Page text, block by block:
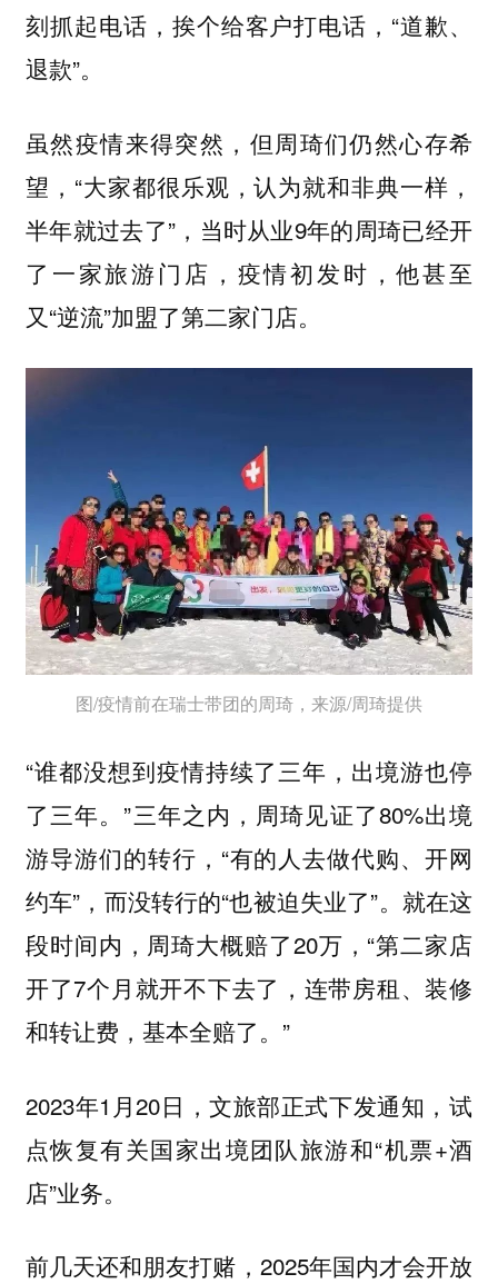
刻抓起电话，挨个给客户打电话，“道歉、
退款”。
虽然疫情来得突然，但周琦们仍然心存希
望，“大家都很乐观，认为就和非典一样，
半年就过去了”，当时从业9年的周琦已经开
了一家旅游门店，疫情初发时，他甚至
又“逆流”加盟了第二家门店。
图/疫情前在瑞士带团的周琦，来源/周琦提供
“谁都没想到疫情持续了三年，出境游也停
了三年。”三年之内，周琦见证了80%出境
游导游们的转行，“有的人去做代购、开网
约车”，而没转行的“也被迫失业了”。就在这
段时间内，周琦大概赔了20万，“第二家店
开了7个月就开不下去了，连带房租、装修
和转让费，基本全赔了。”
2023年1月20日，文旅部正式下发通知，试
点恢复有关国家出境团队旅游和“机票+酒
店”业务。
前几天还和朋友打赌，2025年国内才会开放